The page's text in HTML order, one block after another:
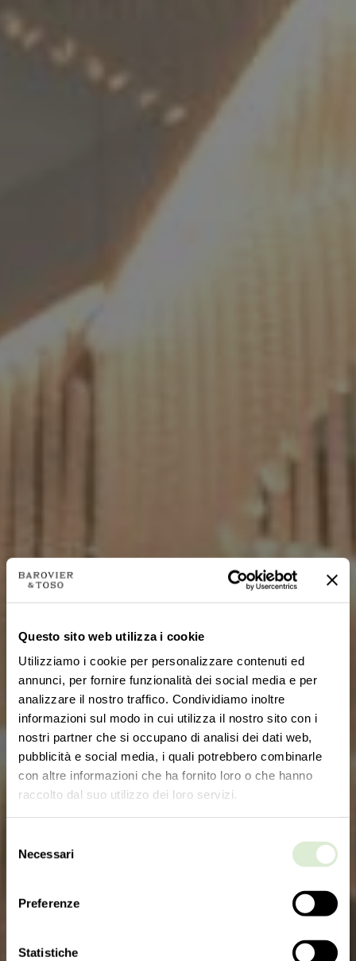
Questo sito web utilizza i cookie
Utilizziamo i cookie per personalizzare contenuti ed
annunci, per fornire funzionalità dei social media e per
analizzare il nostro traffico. Condividiamo inoltre
informazioni sul modo in cui utilizza il nostro sito con i
nostri partner che si occupano di analisi dei dati web,
pubblicità e social media, i quali potrebbero combinarle
con altre informazioni che ha fornito loro o che hanno
raccolto dal suo utilizzo dei loro servizi.
delNecessari
Preferenze
Statistiche